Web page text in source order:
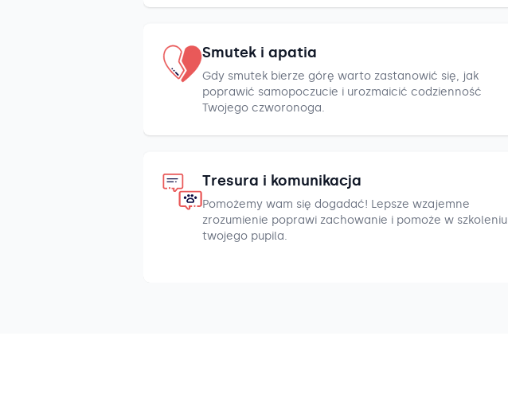
Smutek i apatia
Gdy smutek bierze górę warto zastanowić się, jak
poprawić samopoczucie i urozmaicić codzienność
Twojego czworonoga.
Tresura i komunikacja
Pomożemy wam się dogadać! Lepsze wzajemne
zrozumienie poprawi zachowanie i pomoże w szkoleniu
twojego pupila.